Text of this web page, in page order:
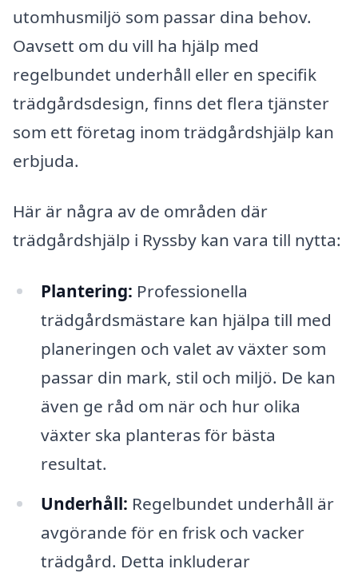
utomhusmiljö som passar dina behov.
Oavsett om du vill ha hjälp med
regelbundet underhåll eller en specifik
trädgårdsdesign, finns det flera tjänster
som ett företag inom trädgårdshjälp kan
erbjuda.
Här är några av de områden där
trädgårdshjälp i Ryssby kan vara till nytta:
Plantering: Professionella
trädgårdsmästare kan hjälpa till med
planeringen och valet av växter som
passar din mark, stil och miljö. De kan
även ge råd om när och hur olika
växter ska planteras för bästa
resultat.
Underhåll: Regelbundet underhåll är
avgörande för en frisk och vacker
trädgård. Detta inkluderar